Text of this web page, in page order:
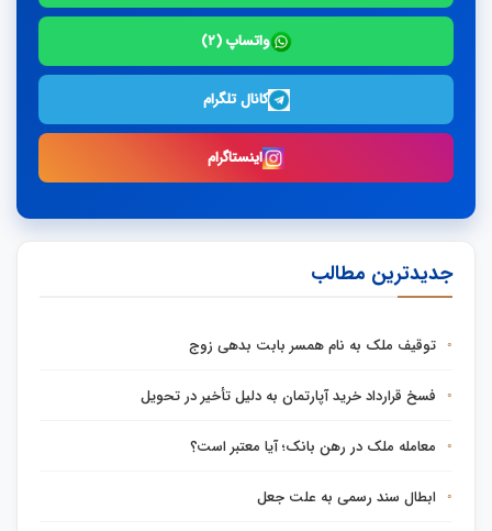
واتساپ (۲)
کانال تلگرام
اینستاگرام
جدیدترین مطالب
توقیف ملک به نام همسر بابت بدهی زوج
فسخ قرارداد خرید آپارتمان به دلیل تأخیر در تحویل
معامله ملک در رهن بانک؛ آیا معتبر است؟
ابطال سند رسمی به علت جعل